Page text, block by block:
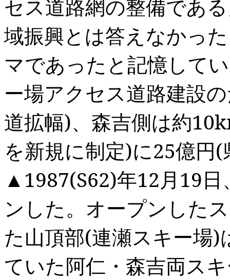
セス道路網の整備であ
域振興とは答えなかっ
マであったと記憶して
ー場アクセス道路建設
道拡幅)、森吉側は約
を新規に制定)に25億円(
▲1987(S62)年12月19
ンした。オープンした
た山頂部(連瀬スキー場)
ていた阿仁・森吉両ス